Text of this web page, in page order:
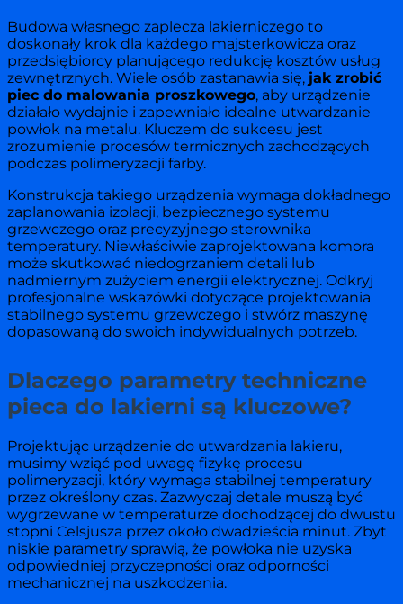
Budowa własnego zaplecza lakierniczego to
doskonały krok dla każdego majsterkowicza oraz
przedsiębiorcy planującego redukcję kosztów usług
zewnętrznych. Wiele osób zastanawia się, jak zrobić
piec do malowania proszkowego, aby urządzenie
działało wydajnie i zapewniało idealne utwardzanie
powłok na metalu. Kluczem do sukcesu jest
zrozumienie procesów termicznych zachodzących
podczas polimeryzacji farby.
Konstrukcja takiego urządzenia wymaga dokładnego
zaplanowania izolacji, bezpiecznego systemu
grzewczego oraz precyzyjnego sterownika
temperatury. Niewłaściwie zaprojektowana komora
może skutkować niedogrzaniem detali lub
nadmiernym zużyciem energii elektrycznej. Odkryj
profesjonalne wskazówki dotyczące projektowania
stabilnego systemu grzewczego i stwórz maszynę
dopasowaną do swoich indywidualnych potrzeb.
Dlaczego parametry techniczne
pieca do lakierni są kluczowe?
Projektując urządzenie do utwardzania lakieru,
musimy wziąć pod uwagę fizykę procesu
polimeryzacji, który wymaga stabilnej temperatury
przez określony czas. Zazwyczaj detale muszą być
wygrzewane w temperaturze dochodzącej do dwustu
stopni Celsjusza przez około dwadzieścia minut. Zbyt
niskie parametry sprawią, że powłoka nie uzyska
odpowiedniej przyczepności oraz odporności
mechanicznej na uszkodzenia.